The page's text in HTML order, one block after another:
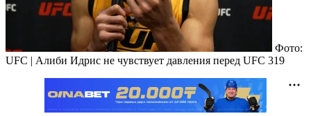
Фото:
UFC | Алиби Идрис не чувствует давления перед UFC 319